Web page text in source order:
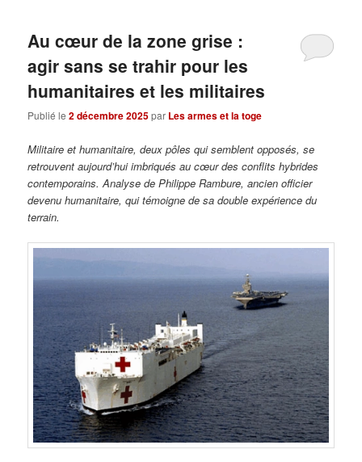
Au cœur de la zone grise :
agir sans se trahir pour les
humanitaires et les militaires
Publié le2 décembre 2025par Les armes et la toge
Militaire et humanitaire, deux pôles qui semblent opposés, se
retrouvent aujourd’hui imbriqués au cœur des conflits hybrides
contemporains. Analyse de Philippe Rambure, ancien officier
devenu humanitaire, qui témoigne de sa double expérience du
terrain.